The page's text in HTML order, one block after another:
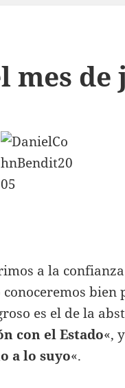
mes
a la
es el de la
con el Estado«,
a lo suyo«.